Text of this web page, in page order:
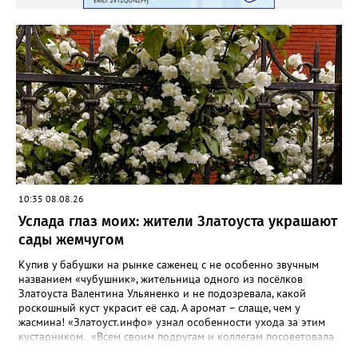
10:35 08.08.26
Услада глаз моих: жители Златоуста украшают
сады жемчугом
Купив у бабушки на рынке саженец с не особенно звучным
названием «чубушник», жительница одного из посёлков
Златоуста Валентина Ульяненко и не подозревала, какой
роскошный куст украсит её сад. А аромат – слаще, чем у
жасмина! «Златоуст.инфо» узнал особенности ухода за этим
кустарником. «Всем своим подругам и коллегам посоветовала